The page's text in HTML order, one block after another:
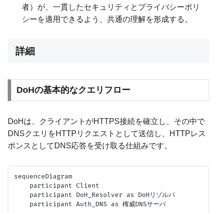
者）が、一貫したセキュリティとプライバシーポリ
シーを適用できるよう、共通の理解を形成する。
詳細
DoHの基本的なクエリフロー
DoHは、クライアントがHTTPS接続を確立し、その中で
DNSクエリをHTTPリクエストとして送信し、HTTPレス
ポンスとしてDNS応答を受け取る仕組みです。
sequenceDiagram
    participant Client
    participant DoH_Resolver as DoHリゾルバ
    participant Auth_DNS as 権威DNSサーバ